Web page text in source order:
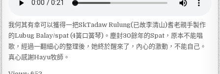
我何其有幸可以獲得一把SkTadaw Rulung(已故李清山)耆老親手製作
的Lubug Balay/spat (4簧口簧琴)。塵封30餘年的Spat，原本不能唱
歌，經過一翻細心的整理後，她終於醒來了，內心的激動，不能自己。
真心感謝Hayu牧師。